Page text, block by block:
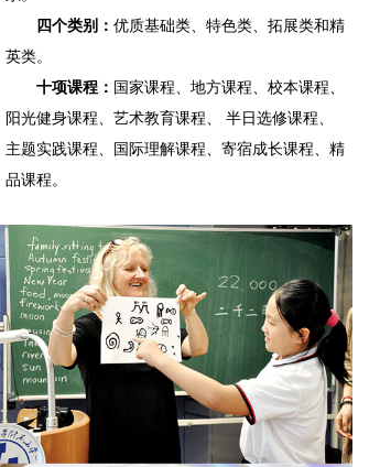
四个类别： 优质基础类、特色类、拓展类和精
英类。
十项课程： 国家课程、地方课程、校本课程、
阳光健身课程、艺术教育课程、 半日选修课程、
主题实践课程、国际理解课程、寄宿成长课程、精
品课程。